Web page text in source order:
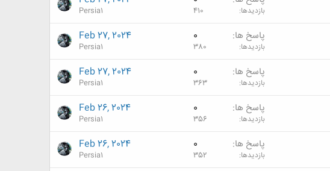
بازدیدها 410
Persia1
پاسخ ها 0
بازدیدها 380
Feb 27, 2024
Persia1
پاسخ ها 0
بازدیدها 363
Feb 27, 2024
Persia1
پاسخ ها 0
بازدیدها 356
Feb 26, 2024
Persia1
پاسخ ها 0
بازدیدها 352
Feb 26, 2024
Persia1